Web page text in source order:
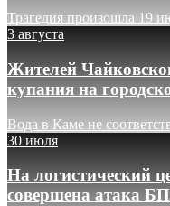
Трагедия произошла 19
3 августа
Жителей
купания на
Вода в Каме не
30 июля
На логистический
совершена атака